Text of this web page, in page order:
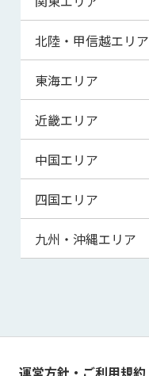
青森県
宮城県
秋田県
山形県
東京都
神奈川県
埼玉県
千葉県
茨城県
群馬県
北陸・甲信越エリア
新潟県
富山県
福井県
山梨県
長野県
東海エリア
岐阜県
静岡県
三重県
近畿エリア
滋賀県
京都府
大阪府
兵庫県
和歌山県
中国エリア
鳥取県
島根県
山口県
四国エリア
徳島県
高知県
九州・沖縄エリア
運営方針・ご利用規約